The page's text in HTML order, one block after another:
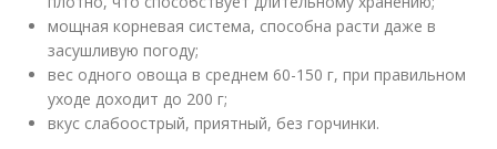
мощная корневая система, способна расти даже в
засушливую погоду;
вес одного овоща в среднем 60-150 г, при правильном
уходе доходит до 200 г;
вкус слабоострый, приятный, без горчинки.